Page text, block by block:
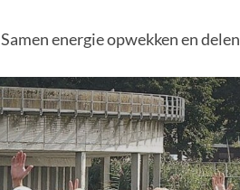
Samen energie opwekken en delen